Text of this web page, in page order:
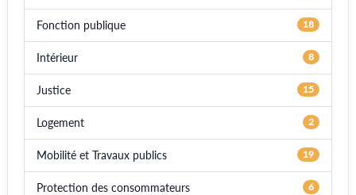
Fonction publique 18
Intérieur 8
Justice 15
Logement 2
Mobilité et Travaux publics 19
Protection des consommateurs 6